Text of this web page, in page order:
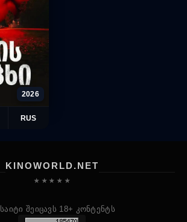
2026
RUS
KINOWORLD.NET
★ ★ ★ ★ ★
საიტი შეიცავს 18+ კონტენტს